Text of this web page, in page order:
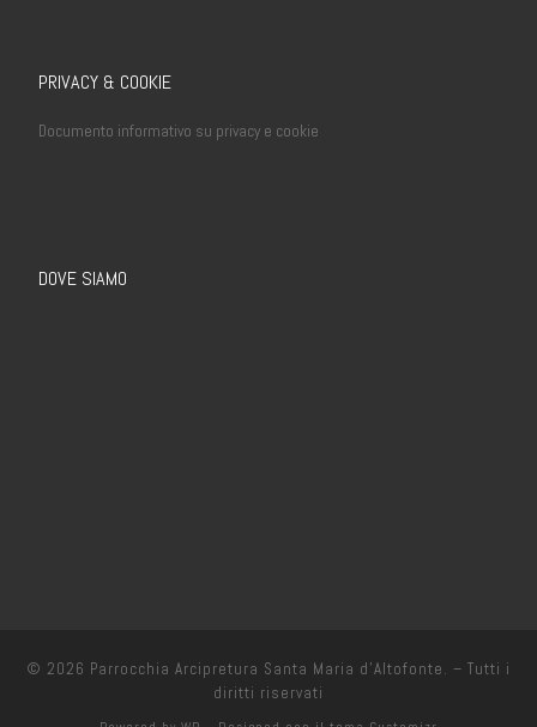
PRIVACY & COOKIE
Documento informativo su privacy e cookie
DOVE SIAMO
© 2026 Parrocchia Arcipretura Santa Maria d’Altofonte. – Tutti i
diritti riservati